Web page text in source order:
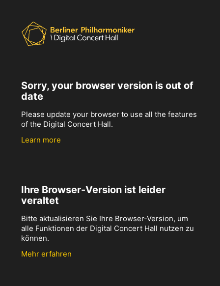
Sorry, your browser version is out of
date
Please update your browser to use all the features
of the Digital Concert Hall.
Learn more
Ihre Browser-Version ist leider
veraltet
Bitte aktualisieren Sie Ihre Browser-Version, um
alle Funktionen der Digital Concert Hall nutzen zu
können.
Mehr erfahren